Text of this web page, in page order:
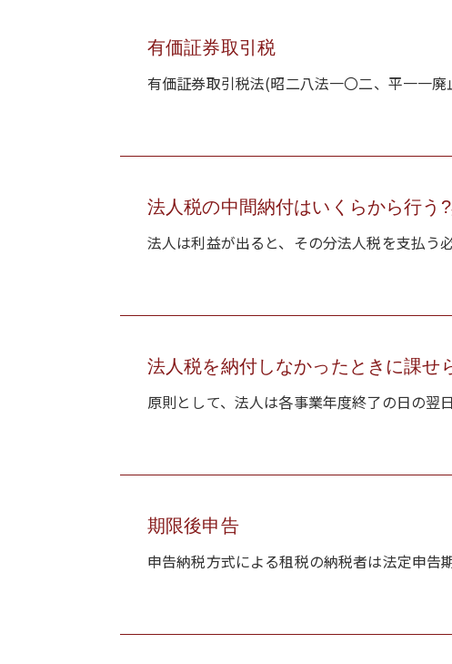
有価証券取引税
有価証券取引税法(昭二八法一〇二、平一一
法人税の中間納付はいくらから行う
法人は利益が出ると、その分法人税を支払う
法人税を納付しなかったときに課せ
原則として、法人は各事業年度終了の日の翌
期限後申告
申告納税方式による租税の納税者は法定申告